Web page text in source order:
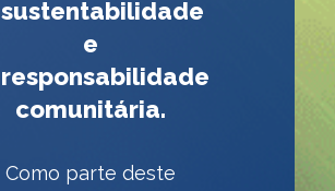
sustentabilidade
e
responsabilidade
comunitária.
Como parte deste